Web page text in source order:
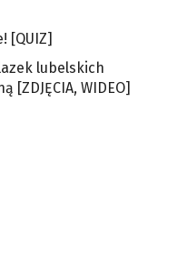
[QUIZ]
lubelskich
[ZDJĘCIA, WIDEO]